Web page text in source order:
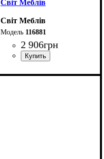
Світ Меблів
Світ Меблів
116881
2 906грн